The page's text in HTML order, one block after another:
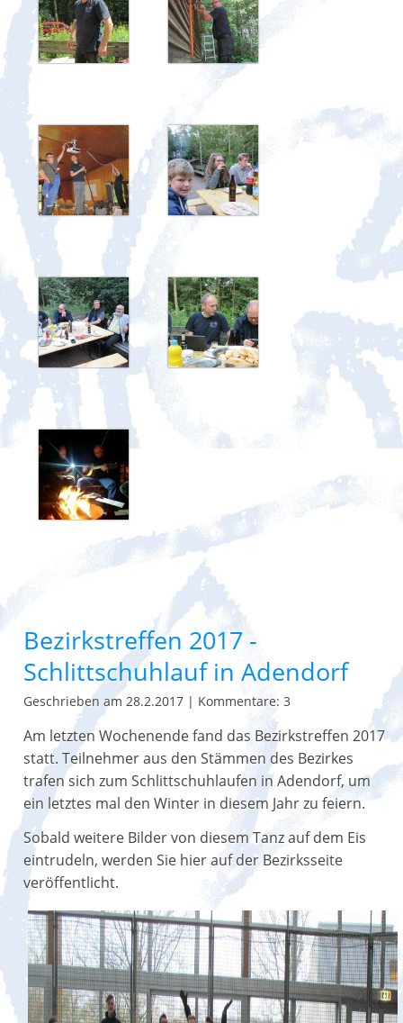
Bezirkstreffen 2017 -
Schlittschuhlauf in Adendorf
Geschrieben am 28.2.2017 | Kommentare: 3
Am letzten Wochenende fand das Bezirkstreffen 2017
statt. Teilnehmer aus den Stämmen des Bezirkes
trafen sich zum Schlittschuhlaufen in Adendorf, um
ein letztes mal den Winter in diesem Jahr zu feiern.
Sobald weitere Bilder von diesem Tanz auf dem Eis
eintrudeln, werden Sie hier auf der Bezirksseite
veröffentlicht.